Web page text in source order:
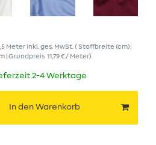
Meterinkl. ges. MwSt. ( Stoffbreite (cm):
| Grundpreis 11,79 € / Meter)
2-4 Werktage
In den Warenkorb